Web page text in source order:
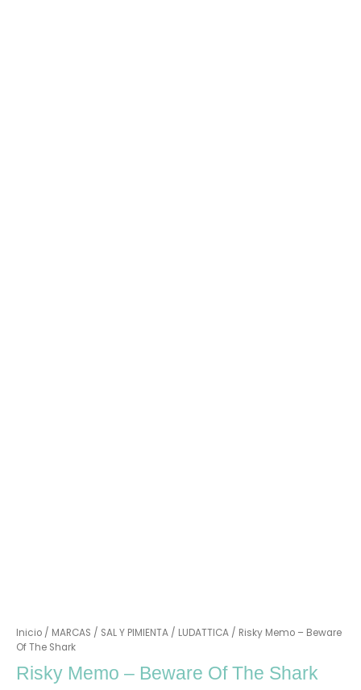
Inicio/ MARCAS / SAL Y PIMIENTA/ LUDATTICA/ Risky Memo – Beware
Of The Shark
Risky Memo – Beware Of The Shark